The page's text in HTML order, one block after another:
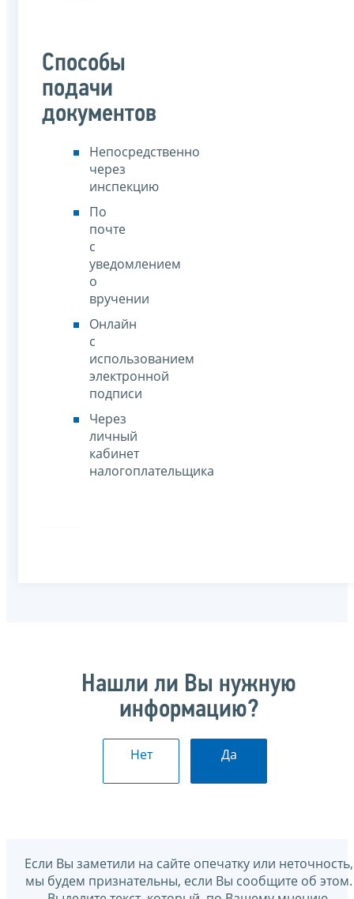
Способы
подачи
документов
Непосредственно
через
инспекцию
По
почте
с
уведомлением
о
вручении
Онлайн
с
использованием
электронной
подписи
Через
личный
кабинет
налогоплательщика
Нашли ли Вы нужную
информацию?
Нет Да
Если Вы заметили на сайте опечатку или неточность,
мы будем признательны, если Вы сообщите об этом.